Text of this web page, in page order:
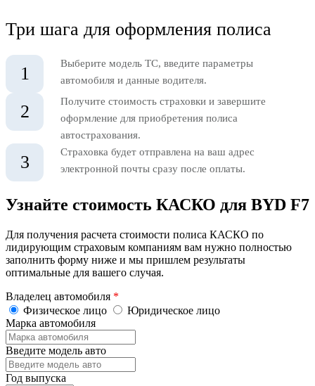
Три шага для оформления полиса
1
Выберите модель ТС, введите параметры
автомобиля и данные водителя.
2
Получите стоимость страховки и завершите
оформление для приобретения полиса
автострахования.
3
Страховка будет отправлена на ваш адрес
электронной почты сразу после оплаты.
Узнайте стоимость КАСКО для BYD F7
Для получения расчета стоимости полиса КАСКО по
лидирующим страховым компаниям вам нужно полностью
заполнить форму ниже и мы пришлем результаты
оптимальные для вашего случая.
Владелец автомобиля *
Физическое лицо
Юридическое лицо
Марка автомобиля
Введите модель авто
Год выпуска